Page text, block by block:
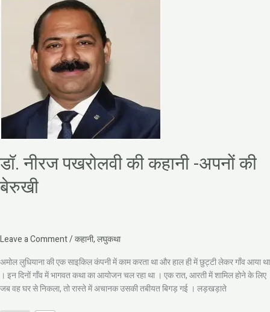
डॉ. नीरज पखरोलवी की कहानी -अपनों की
बेरुखी
Leave a Comment/कहानी,लघुकथा
अमोल लुधियाना की एक साइकिल कंपनी में काम करता था और हाल ही में छुट्टी लेकर गाँव आया था
। इन दिनों गाँव में भागवत कथा का आयोजन चल रहा था । एक रात, आरती में शामिल होने के लिए
जब वह घर से निकला, तो रास्ते में अचानक उसकी तबीयत बिगड़ गई । लड़खड़ाते